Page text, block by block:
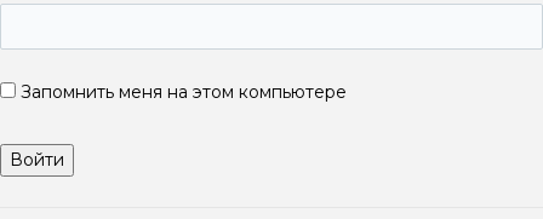
Запомнить меня на этом компьютере